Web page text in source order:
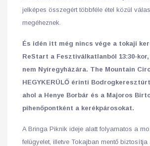
jelképes összegért többféle étel közül
megéheznek.
És idén itt még nincs vége a tokaji
ReStart a Fesztiválkatlanból 13:30-kor,
nem Nyíregyházára. The Mountain
HEGYKERÜLŐ érinti
ahol a Henye Borbár és a Majoros
pihenőpontként a kerékpárosokat.
A Bringa Piknik ideje alatt folyamatos a
felügyelet, illetve Tokajban mentő biztosítja